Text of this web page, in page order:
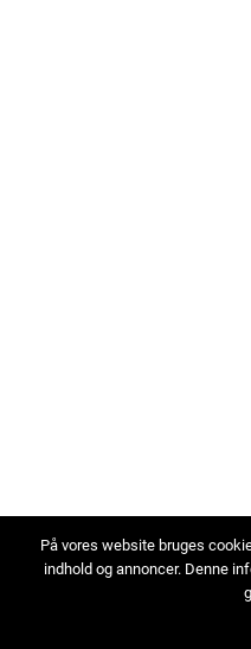
På vores website bruges
indhold og annoncer. Denne